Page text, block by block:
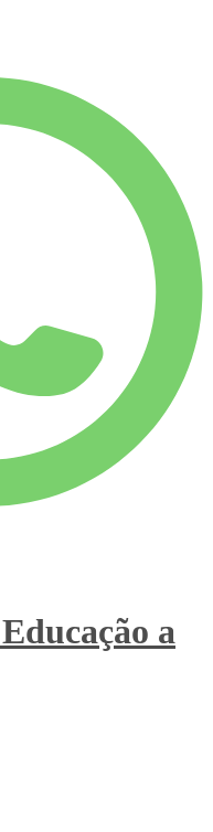
Educação a